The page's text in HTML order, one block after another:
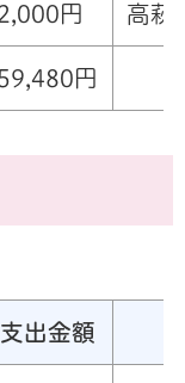
2,000円 高萩
59,480円
支出金額